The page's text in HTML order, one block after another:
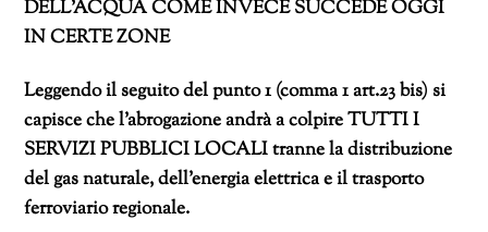
DELL’ACQUA COME INVECE SUCCEDE OGGI
IN CERTE ZONE
Leggendo il seguito del punto 1 (comma 1 art.23 bis) si
capisce che l’abrogazione andrà a colpire TUTTI I
SERVIZI PUBBLICI LOCALI tranne la distribuzione
del gas naturale, dell’energia elettrica e il trasporto
ferroviario regionale.